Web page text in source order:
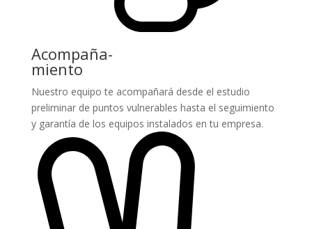
Acompaña-
miento
Nuestro equipo te acompañará desde el estudio
preliminar de puntos vulnerables hasta el seguimiento
y garantía de los equipos instalados en tu empresa.